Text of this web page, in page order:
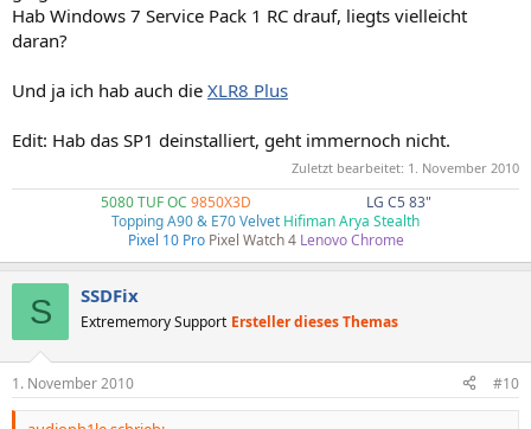
Hab Windows 7 Service Pack 1 RC drauf, liegts vielleicht
daran?
Und ja ich hab auch die XLR8 Plus
Edit: Hab das SP1 deinstalliert, geht immernoch nicht.
Zuletzt bearbeitet: 1. November 2010
5080 TUF OC 9850X3D
LG C5 83"
Topping A90 & E70 Velvet Hifiman Arya Stealth
Pixel 10 Pro Pixel Watch 4 Lenovo Chrome
S SSDFix
Extrememory Support Ersteller dieses Themas
1. November 2010 #10